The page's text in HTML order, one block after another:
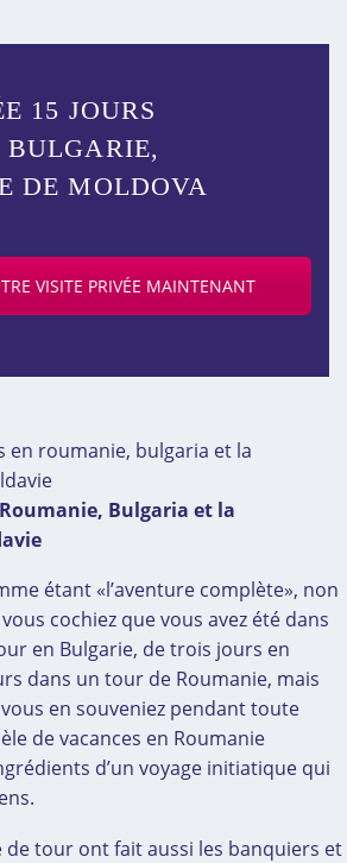
15 JOURS
DE MOLDOVA
VISITE PRIVÉE MAINTENANT
Bulgaria et la
étant «l’aventure complète», non
cochiez que vous avez été dans
en Bulgarie, de trois jours en
dans un tour de Roumanie, mais
en souveniez pendant toute
de vacances en Roumanie
d’un voyage initiatique qui
de tour ont fait aussi les banquiers et